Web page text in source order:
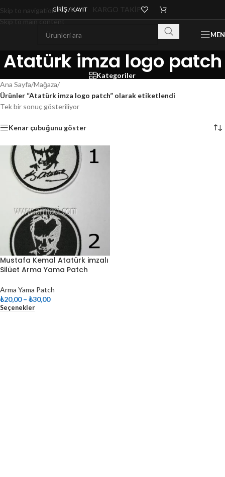
Skip to navigation
Skip to main content
GIRIŞ / KAYIT KARGO TAKİP
Atatürk imza logo patch
Kategoriler
Ana Sayfa/Mağaza/
Ürünler “Atatürk imza logo patch” olarak etiketlendi
Tek bir sonuç gösteriliyor
Kenar çubuğunu göster
Mustafa Kemal Atatürk imzalı
Silüet Arma Yama Patch
Arma Yama Patch
₺20,00 – ₺30,00
Seçenekler